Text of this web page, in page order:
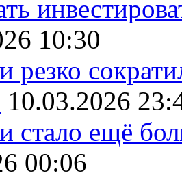
10:30
резко
10.03.2026
стало ещё
00:06